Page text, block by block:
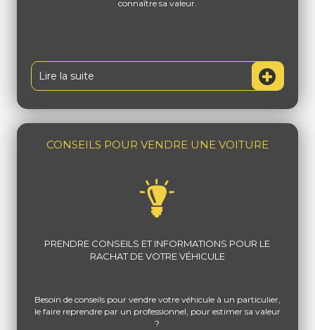
connaître sa valeur.
Lire la suite
CONSEILS POUR VENDRE UNE VOITURE
PRENDRE CONSEILS ET INFORMATIONS POUR LE
RACHAT DE VOTRE VÉHICULE
Besoin de conseils pour vendre votre véhicule à un particulier,
le faire reprendre par un professionnel, pour estimer sa valeur
?